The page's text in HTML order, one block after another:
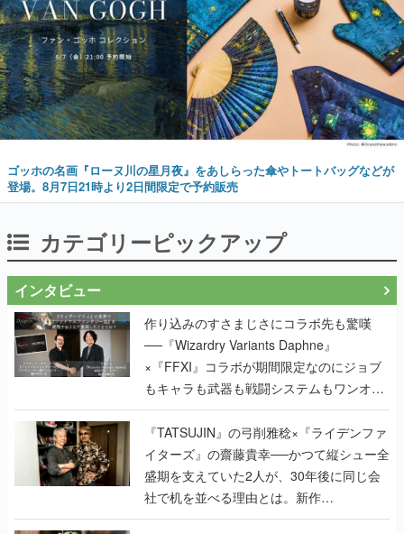
ゴッホの名画『ローヌ川の星月夜』をあしらった傘やトートバッグなどが
登場。8月7日21時より2日間限定で予約販売
カテゴリーピックアップ
インタビュー
作り込みのすさまじさにコラボ先も驚嘆
──『Wizardry Variants Daphne』
×『FFXI』コラボが期間限定なのにジョブ
もキャラも武器も戦闘システムもワンオフ
で作り込まれた理由を両ディレクターに聞
く
『TATSUJIN』の弓削雅稔×『ライデンファ
イターズ』の齋藤貴幸──かつて縦シュー全
盛期を支えていた2人が、30年後に同じ会
社で机を並べる理由とは。新作
『TATSUJIN EXTREME』で初タッグを組